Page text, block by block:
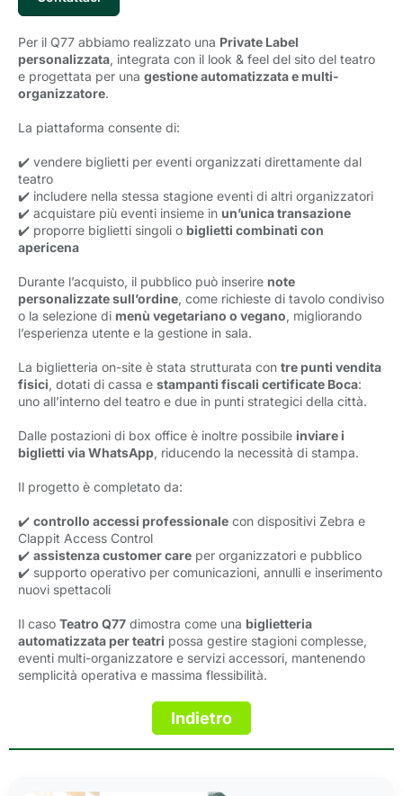
Per il Q77 abbiamo realizzato una Private Label
personalizzata, integrata con il look & feel del sito del teatro
e progettata per una gestione automatizzata e multi-
organizzatore.
La piattaforma consente di:
✔️ vendere biglietti per eventi organizzati direttamente dal
teatro
✔️ includere nella stessa stagione eventi di altri organizzatori
✔️ acquistare più eventi insieme in un’unica transazione
✔️ proporre biglietti singoli o biglietti combinati con
apericena
Durante l’acquisto, il pubblico può inserire note
personalizzate sull’ordine, come richieste di tavolo condiviso
o la selezione di menù vegetariano o vegano, migliorando
l’esperienza utente e la gestione in sala.
La biglietteria on-site è stata strutturata con tre punti vendita
fisici, dotati di cassa e stampanti fiscali certificate Boca:
uno all’interno del teatro e due in punti strategici della città.
Dalle postazioni di box office è inoltre possibile inviare i
biglietti via WhatsApp, riducendo la necessità di stampa.
Il progetto è completato da:
✔️ controllo accessi professionale con dispositivi Zebra e
Clappit Access Control
✔️ assistenza customer care per organizzatori e pubblico
✔️ supporto operativo per comunicazioni, annulli e inserimento
nuovi spettacoli
Il caso Teatro Q77 dimostra come una biglietteria
automatizzata per teatri possa gestire stagioni complesse,
eventi multi-organizzatore e servizi accessori, mantenendo
semplicità operativa e massima flessibilità.